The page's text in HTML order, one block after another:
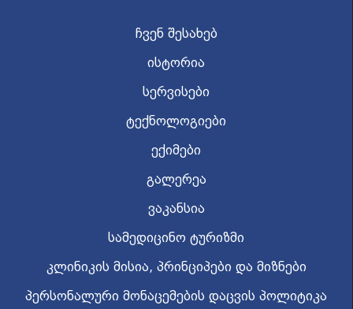
ჩვენ შესახებ
ისტორია
სერვისები
ტექნოლოგიები
ექიმები
გალერეა
ვაკანსია
სამედიცინო ტურიზმი
კლინიკის მისია, პრინციპები და მიზნები
პერსონალური მონაცემების დაცვის პოლიტიკა